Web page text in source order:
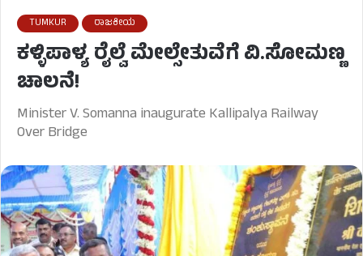
TUMKUR ರಾಜಕೀಯ
ಕಳ್ಳಿಪಾಳ್ಯ ರೈಲ್ವೆ ಮೇಲ್ಸೇತುವೆಗೆ ವಿ.ಸೋಮಣ್ಣ
ಚಾಲನೆ!
Minister V. Somanna inaugurate Kallipalya Railway
Over Bridge